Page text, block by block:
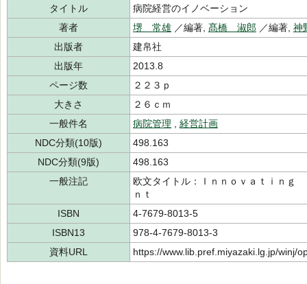
タイトル
病院経営のイノベーション
著者
堺 常雄 ／編著, 髙橋 淑郎 ／編著, 神
出版者
建帛社
出版年
2013.8
ページ数
２２３ｐ
大きさ
２６ｃｍ
一般件名
病院管理
経営計画
NDC分類(10版)
498.163
NDC分類(9版)
498.163
一般注記
欧文タイトル：Ｉｎｎｏｖａｔｉｎ
ｎｔ
ISBN
4-7679-8013-5
ISBN13
978-4-7679-8013-3
資料URL
https://www.lib.pref.miyazaki.lg.jp/winj/